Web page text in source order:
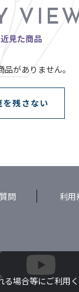
見た商品
がありません。
を残さない
問 利用
場合等にご利用く